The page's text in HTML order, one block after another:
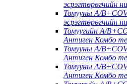
эсрэгтөрөгчийн
Томууны A/
эсрэгтөрөгчийн
Томуугийн A/
Антиген Комбо
Томууны A/
Антиген Комбо
Томууны A/
Антиген Комбо